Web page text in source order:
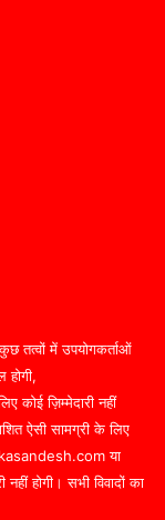
तत्वों में उपयोगकर्ताओं
होगी,
ज़िम्मेदारी नहीं
ऐसी सामग्री के लिए
या
होगी। सभी विवादों का